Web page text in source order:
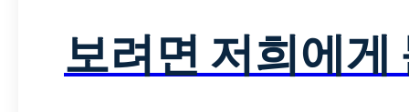
보려면 저희에게